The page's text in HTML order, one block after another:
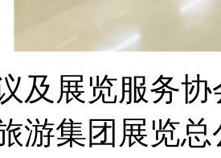
及展览服务
游集团展览